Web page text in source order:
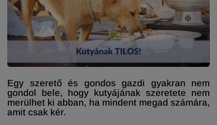
Egy szerető és gondos gazdi gyakran nem
gondol bele, hogy kutyájának szeretete nem
merülhet ki abban, ha mindent megad számára,
amit csak kér.